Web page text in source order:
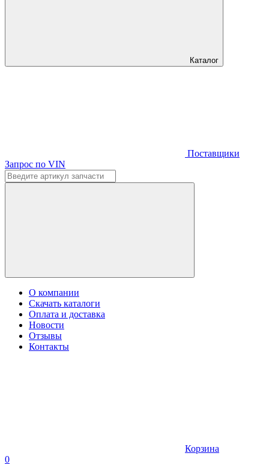
Каталог
Поставщики
Запрос по VIN
О компании
Скачать каталоги
Оплата и доставка
Новости
Отзывы
Контакты
Корзина
0